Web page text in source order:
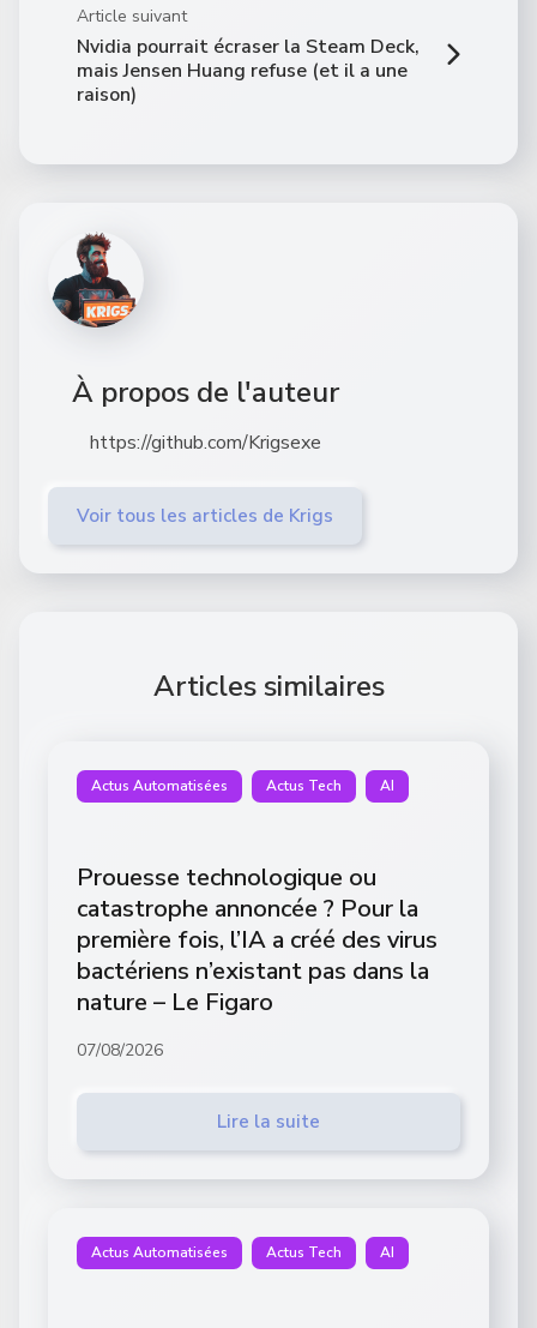
Article suivant
Nvidia pourrait écraser la Steam Deck,
mais Jensen Huang refuse (et il a une
raison)
À propos de l'auteur
https://github.com/Krigsexe
Voir tous les articles de Krigs
Articles similaires
Actus Automatisées Actus Tech AI
Prouesse technologique ou
catastrophe annoncée ? Pour la
première fois, l’IA a créé des virus
bactériens n’existant pas dans la
nature – Le Figaro
07/08/2026
Lire la suite
Actus Automatisées Actus Tech AI